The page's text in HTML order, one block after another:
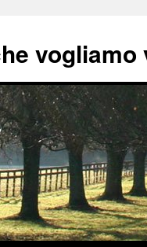
vogliamo